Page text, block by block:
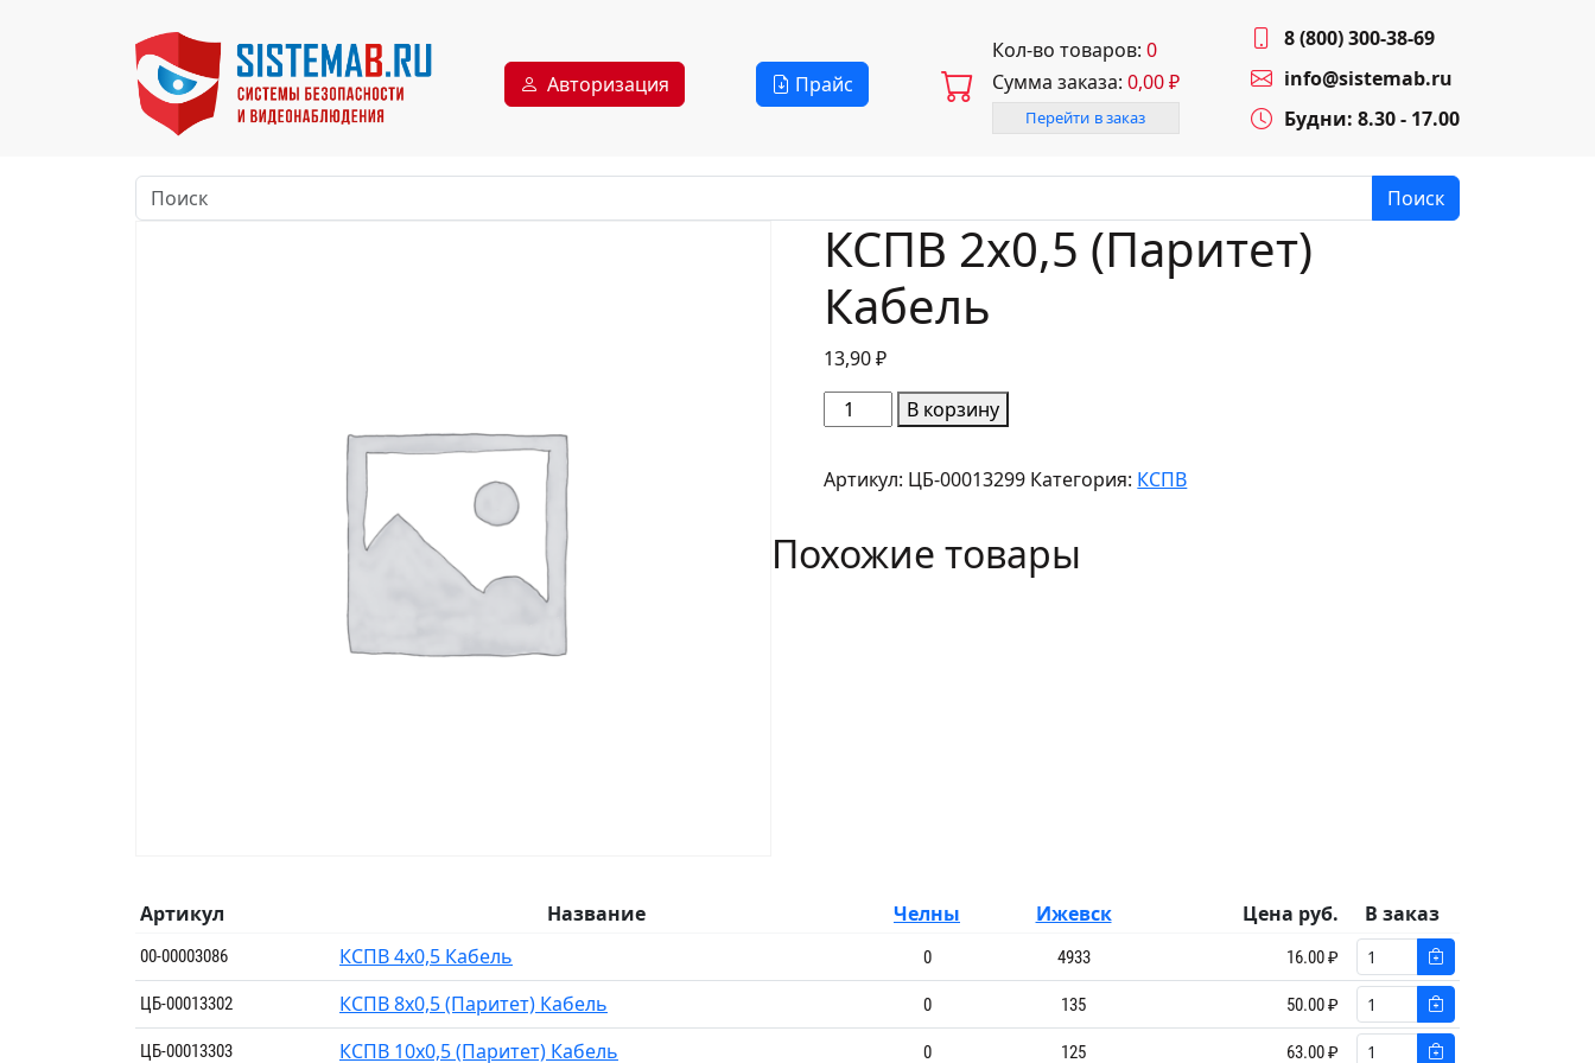
Авторизация Прайс
Кол-во товаров: 0
Сумма заказа: 0,00₽
Перейти в заказ
8 (800) 300-38-69
info@sistemab.ru
Будни: 8.30 - 17.00
Поиск
КСПВ 2х0,5 (Паритет)
Кабель
13,90₽
Количество
товара
2х0,5
Кабель
В корзину
Артикул: ЦБ-00013299 Категория: КСПВ
Похожие товары
Артикул Название Челны Ижевск Цена руб. В заказ
00-00003086 КСПВ 4х0,5 Кабель 0 4933 16.00 ₽
ЦБ-00013302 КСПВ 8х0,5 (Паритет) Кабель 0 135 50.00 ₽
ЦБ-00013303 КСПВ 10х0,5 (Паритет) Кабель 0 125 63.00 ₽